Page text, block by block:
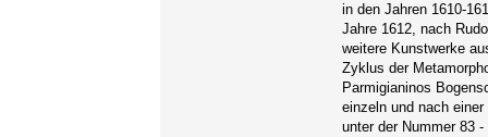
in den Jahren 1610-
Jahre 1612, nach
weitere Kunstwerke
Zyklus der
Parmigianinos
einzeln und nach
unter der Nummer 83